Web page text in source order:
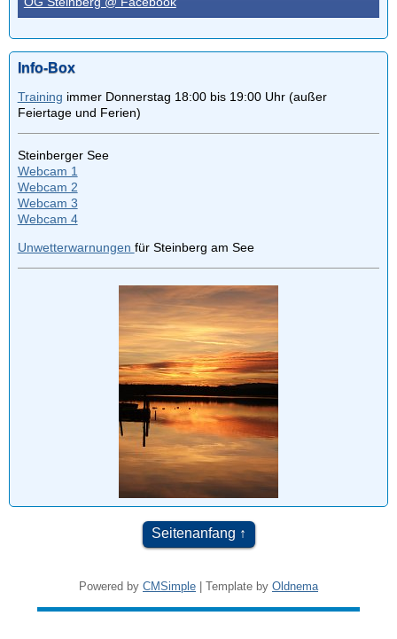
Info-Box
Training immer Donnerstag 18:00 bis 19:00 Uhr (außer
Feiertage und Ferien)
Steinberger See
Webcam 1
Webcam 2
Webcam 3
Webcam 4
Unwetterwarnungen für Steinberg am See
Seitenanfang
Powered by CMSimple | Template by Oldnema